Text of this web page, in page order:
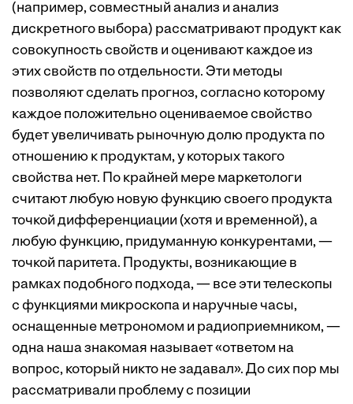
(например, совместный анализ и анализ
дискретного выбора) рассматривают продукт как
совокупность свойств и оценивают каждое из
этих свойств по отдельности. Эти методы
позволяют сделать прогноз, согласно которому
каждое положительно оцениваемое свойство
будет увеличивать рыночную долю продукта по
отношению к продуктам, у которых такого
свойства нет. По крайней мере маркетологи
считают любую новую функцию своего продукта
точкой дифференциации (хотя и временной), а
любую функцию, придуманную конкурентами, —
точкой паритета. Продукты, возникающие в
рамках подобного подхода, — все эти телескопы
с функциями микроскопа и наручные часы,
оснащенные метрономом и радиоприемником, —
одна наша знакомая называет «ответом на
вопрос, который никто не задавал». До сих пор мы
рассматривали проблему с позиции